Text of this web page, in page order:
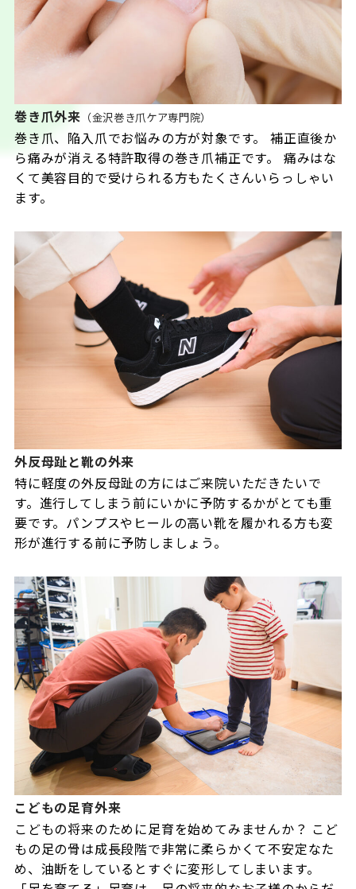
巻き爪外来 （金沢巻き爪ケア専門院）
巻き爪、陥入爪でお悩みの方が対象です。 補正直後か
ら痛みが消える特許取得の巻き爪補正です。 痛みはな
くて美容目的で受けられる方もたくさんいらっしゃい
ます。
外反母趾と靴の外来
特に軽度の外反母趾の方にはご来院いただきたいで
す。進行してしまう前にいかに予防するかがとても重
要です。パンプスやヒールの高い靴を履かれる方も変
形が進行する前に予防しましょう。
こどもの足育外来
こどもの将来のために足育を始めてみませんか？ こど
もの足の骨は成長段階で非常に柔らかくて不安定なた
め、油断をしているとすぐに変形してしまいます。